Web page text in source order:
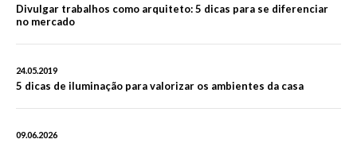
Divulgar trabalhos como arquiteto: 5 dicas para se diferenciar
no mercado
24.05.2019
5 dicas de iluminação para valorizar os ambientes da casa
09.06.2026